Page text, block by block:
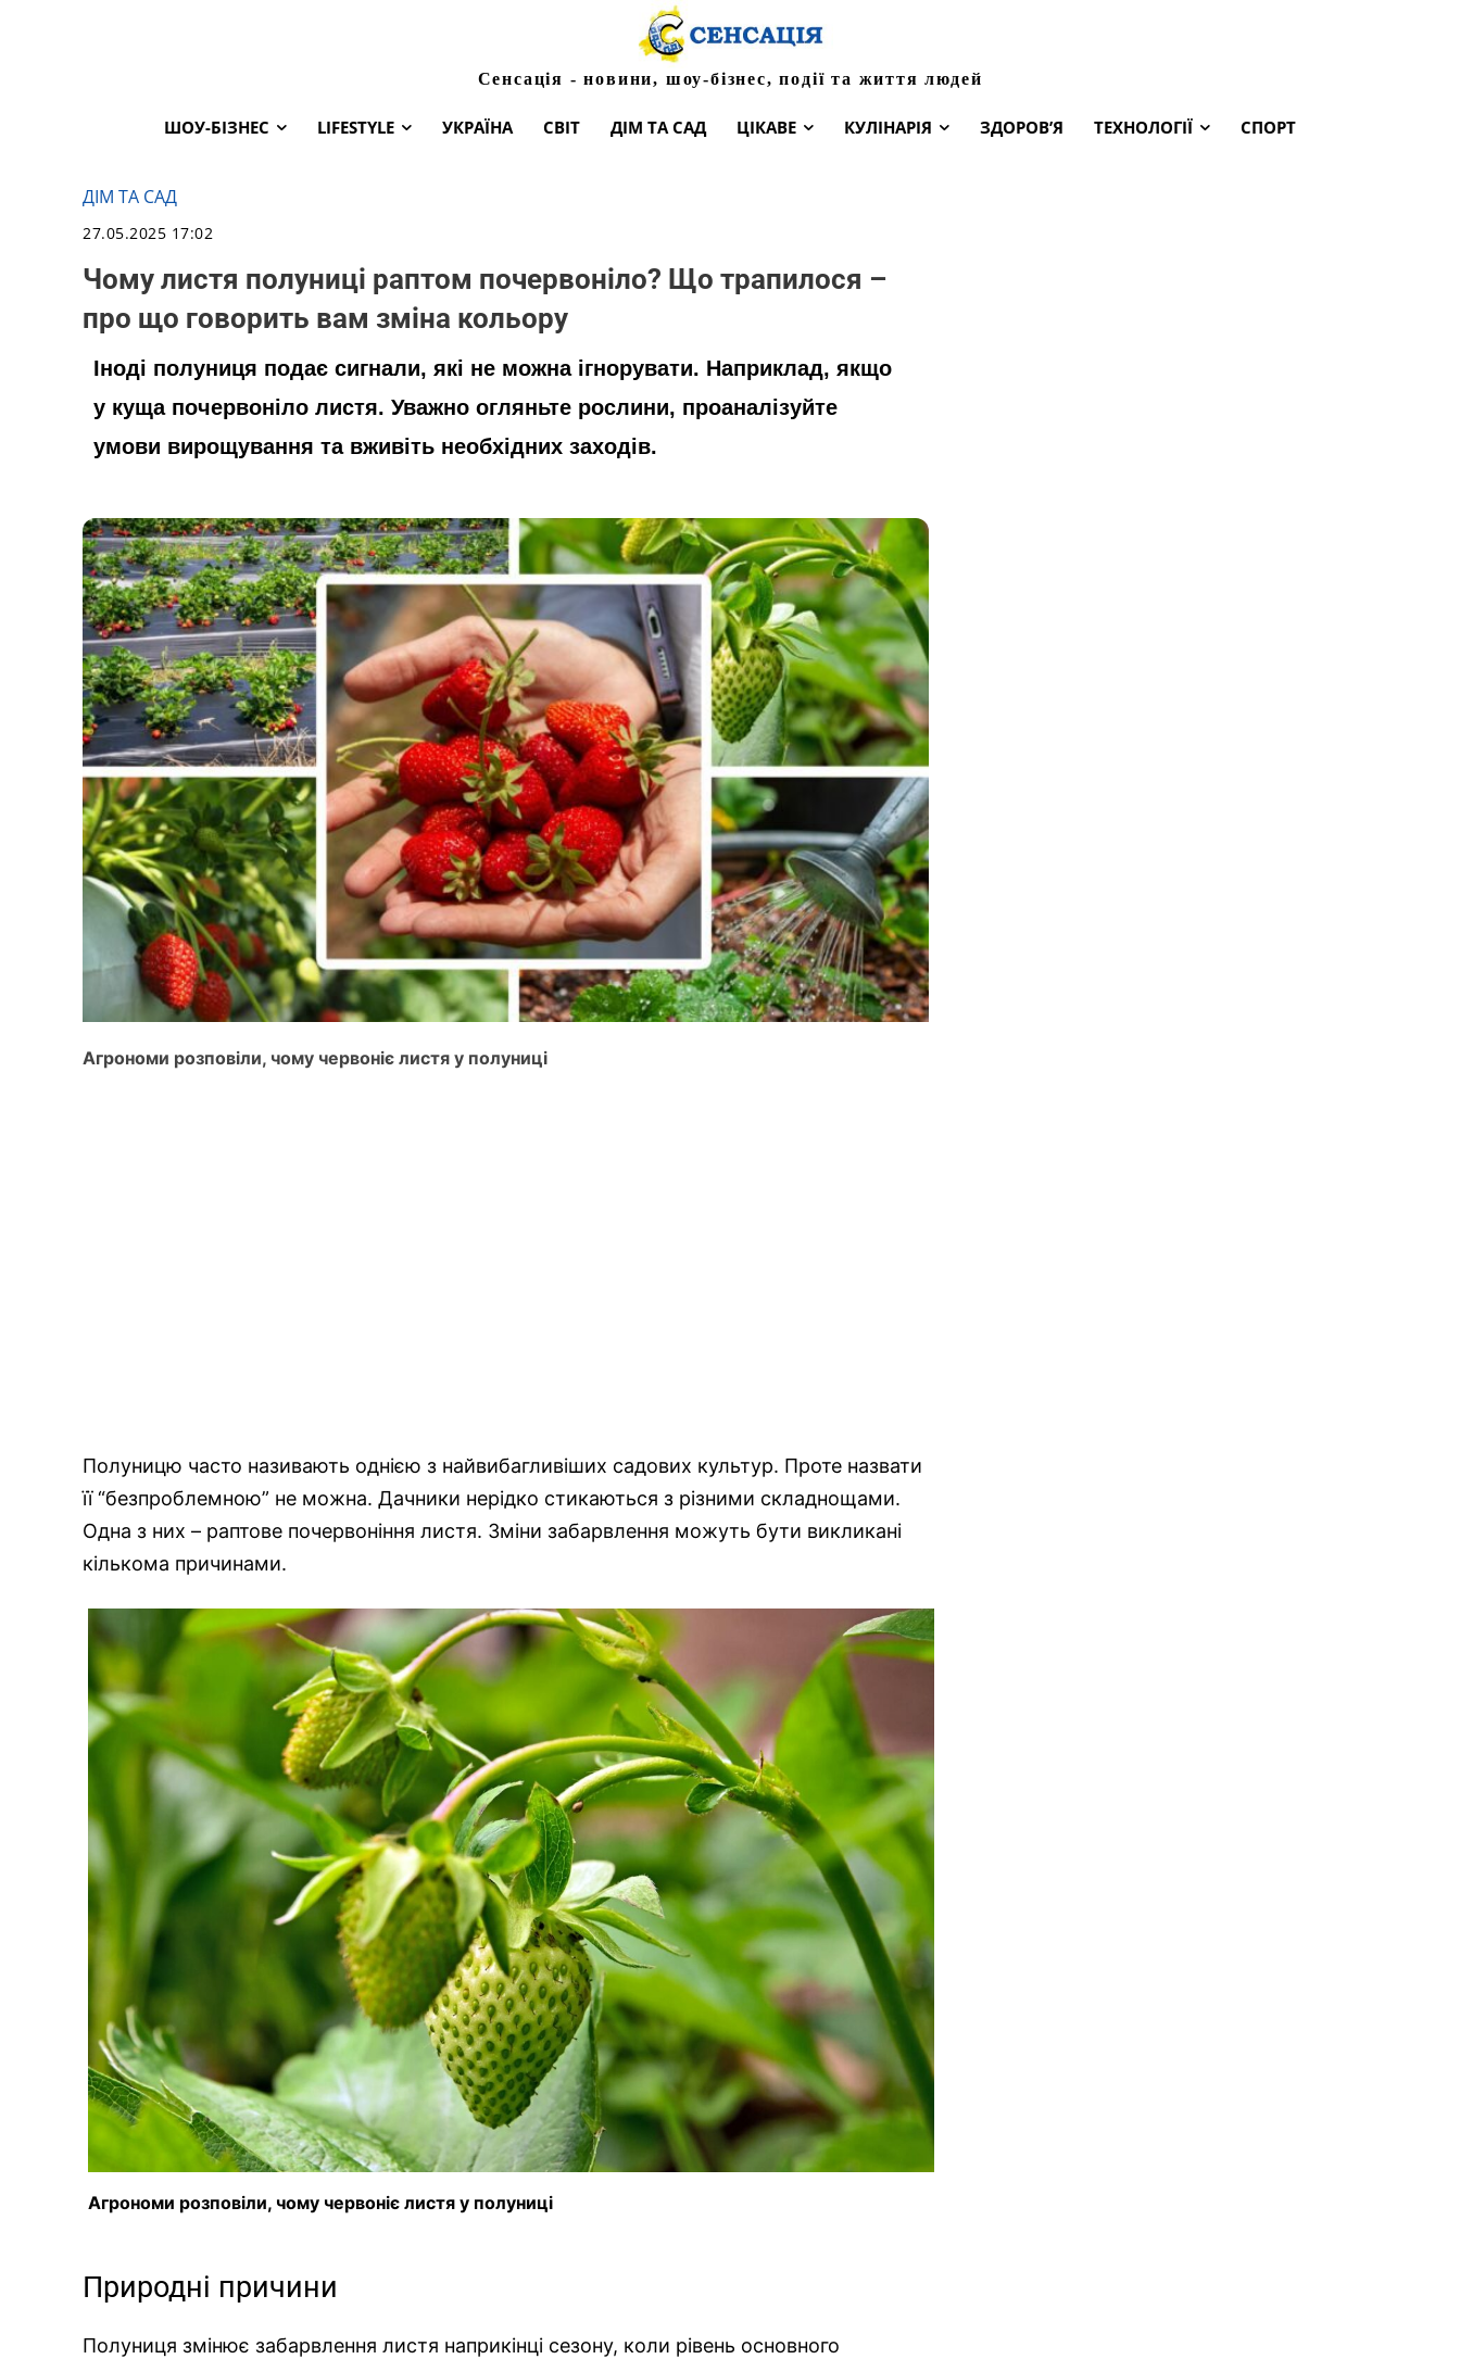
Сенсація - новини, шоу-бізнес, події та життя людей
ШОУ-БІЗНЕС LIFESTYLE УКРАЇНА СВІТ ДІМ ТА САД ЦІКАВЕ КУЛІНАРІЯ ЗДОРОВ’Я ТЕХНОЛОГІЇ СПОРТ
ДІМ ТА САД
27.05.2025 17:02
Чому листя полуниці раптом почервоніло? Що трапилося –
про що говорить вам зміна кольору
Іноді полуниця подає сигнали, які не можна ігнорувати. Наприклад, якщо
у куща почервоніло листя. Уважно огляньте рослини, проаналізуйте
умови вирощування та вживіть необхідних заходів.
Агрономи розповіли, чому червоніє листя у полуниці
Полуницю часто називають однією з найвибагливіших садових культур. Проте назвати
її “безпроблемною” не можна. Дачники нерідко стикаються з різними складнощами.
Одна з них – раптове почервоніння листя. Зміни забарвлення можуть бути викликані
кількома причинами.
Агрономи розповіли, чому червоніє листя у полуниці
Природні причини
Полуниця змінює забарвлення листя наприкінці сезону, коли рівень основного